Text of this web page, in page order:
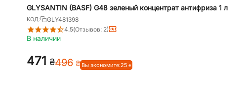
GLYSANTIN (BASF) G48 зеленый концентрат антифриза 1 л
КОД:
GLY481398
4.5(Отзывов: 2)
В наличии
‍471‍ ₴‍496‍ ₴ Вы экономите:‍25‍ ₴